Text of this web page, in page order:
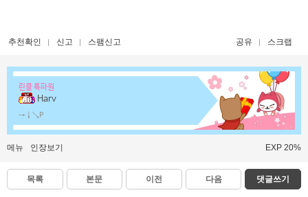
추천확인 신고 스팸신고 공유 스크랩
린클 특파원
Harv
→↓↘P
메뉴 인장보기 EXP 20%
목록 본문 이전 다음 댓글쓰기